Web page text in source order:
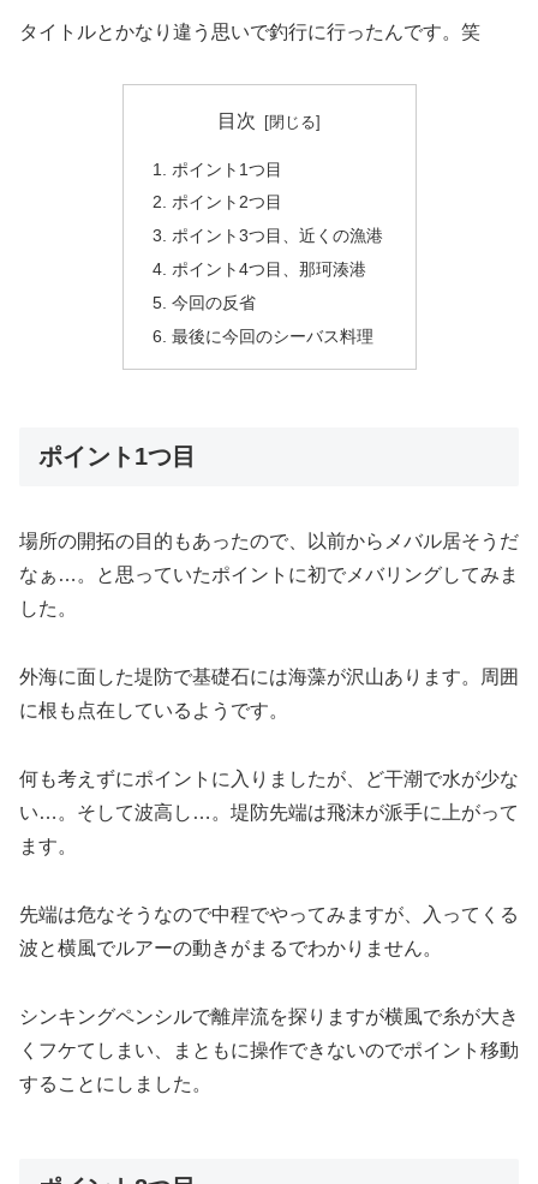
タイトルとかなり違う思いで釣行に行ったんです。笑
目次
ポイント1つ目
ポイント2つ目
ポイント3つ目、近くの漁港
ポイント4つ目、那珂湊港
今回の反省
最後に今回のシーバス料理
ポイント1つ目
場所の開拓の目的もあったので、以前からメバル居そうだ
なぁ…。と思っていたポイントに初でメバリングしてみま
した。
外海に面した堤防で基礎石には海藻が沢山あります。周囲
に根も点在しているようです。
何も考えずにポイントに入りましたが、ど干潮で水が少な
い…。そして波高し…。堤防先端は飛沫が派手に上がって
ます。
先端は危なそうなので中程でやってみますが、入ってくる
波と横風でルアーの動きがまるでわかりません。
シンキングペンシルで離岸流を探りますが横風で糸が大き
くフケてしまい、まともに操作できないのでポイント移動
することにしました。